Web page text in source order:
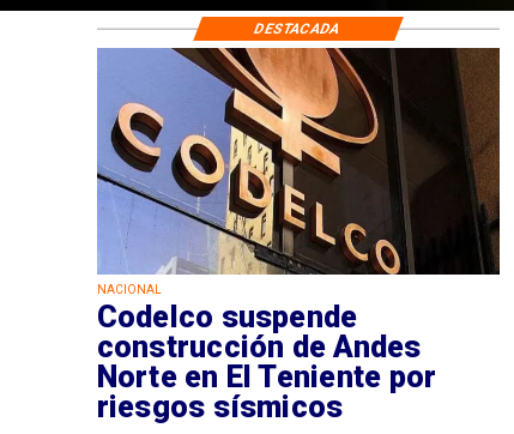
NACIONAL
Codelco suspende
construcción de Andes
Norte en El Teniente por
riesgos sísmicos
DESTACADA